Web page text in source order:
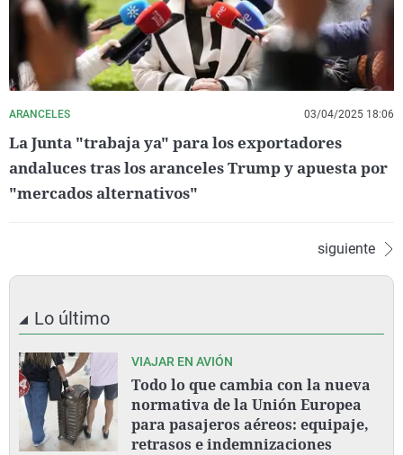
ARANCELES 03/04/2025 18:06
La Junta "trabaja ya" para los exportadores
andaluces tras los aranceles Trump y apuesta por
"mercados alternativos"
siguiente
Lo último
VIAJAR EN AVIÓN
Todo lo que cambia con la nueva
normativa de la Unión Europea
para pasajeros aéreos: equipaje,
retrasos e indemnizaciones